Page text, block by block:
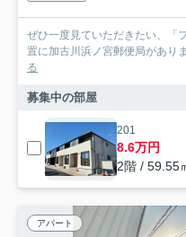
ぜひ一度見ていただきたい、「
置に加古川浜ノ宮郵便局があり
る
募集中の部屋
201
8.6万円
2階 / 59.55
アパート